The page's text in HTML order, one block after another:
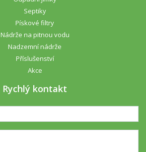
Septiky
Pískové filtry
Nádrže na pitnou vodu
Nadzemní nádrže
Příslušenství
Akce
Rychlý kontakt